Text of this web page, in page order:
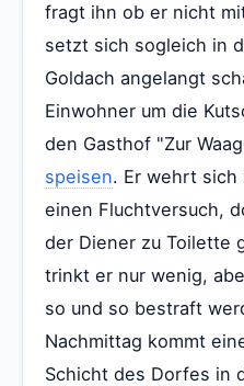
fragt ihn ob er nicht
setzt sich sogleich in
Goldach angelangt
Einwohner um die
den Gasthof "Zur
speisen. Er wehrt
einen Fluchtversuch,
der Diener zu Toilette
trinkt er nur wenig,
so und so bestraft
Nachmittag kommt
Schicht des Dorfes in